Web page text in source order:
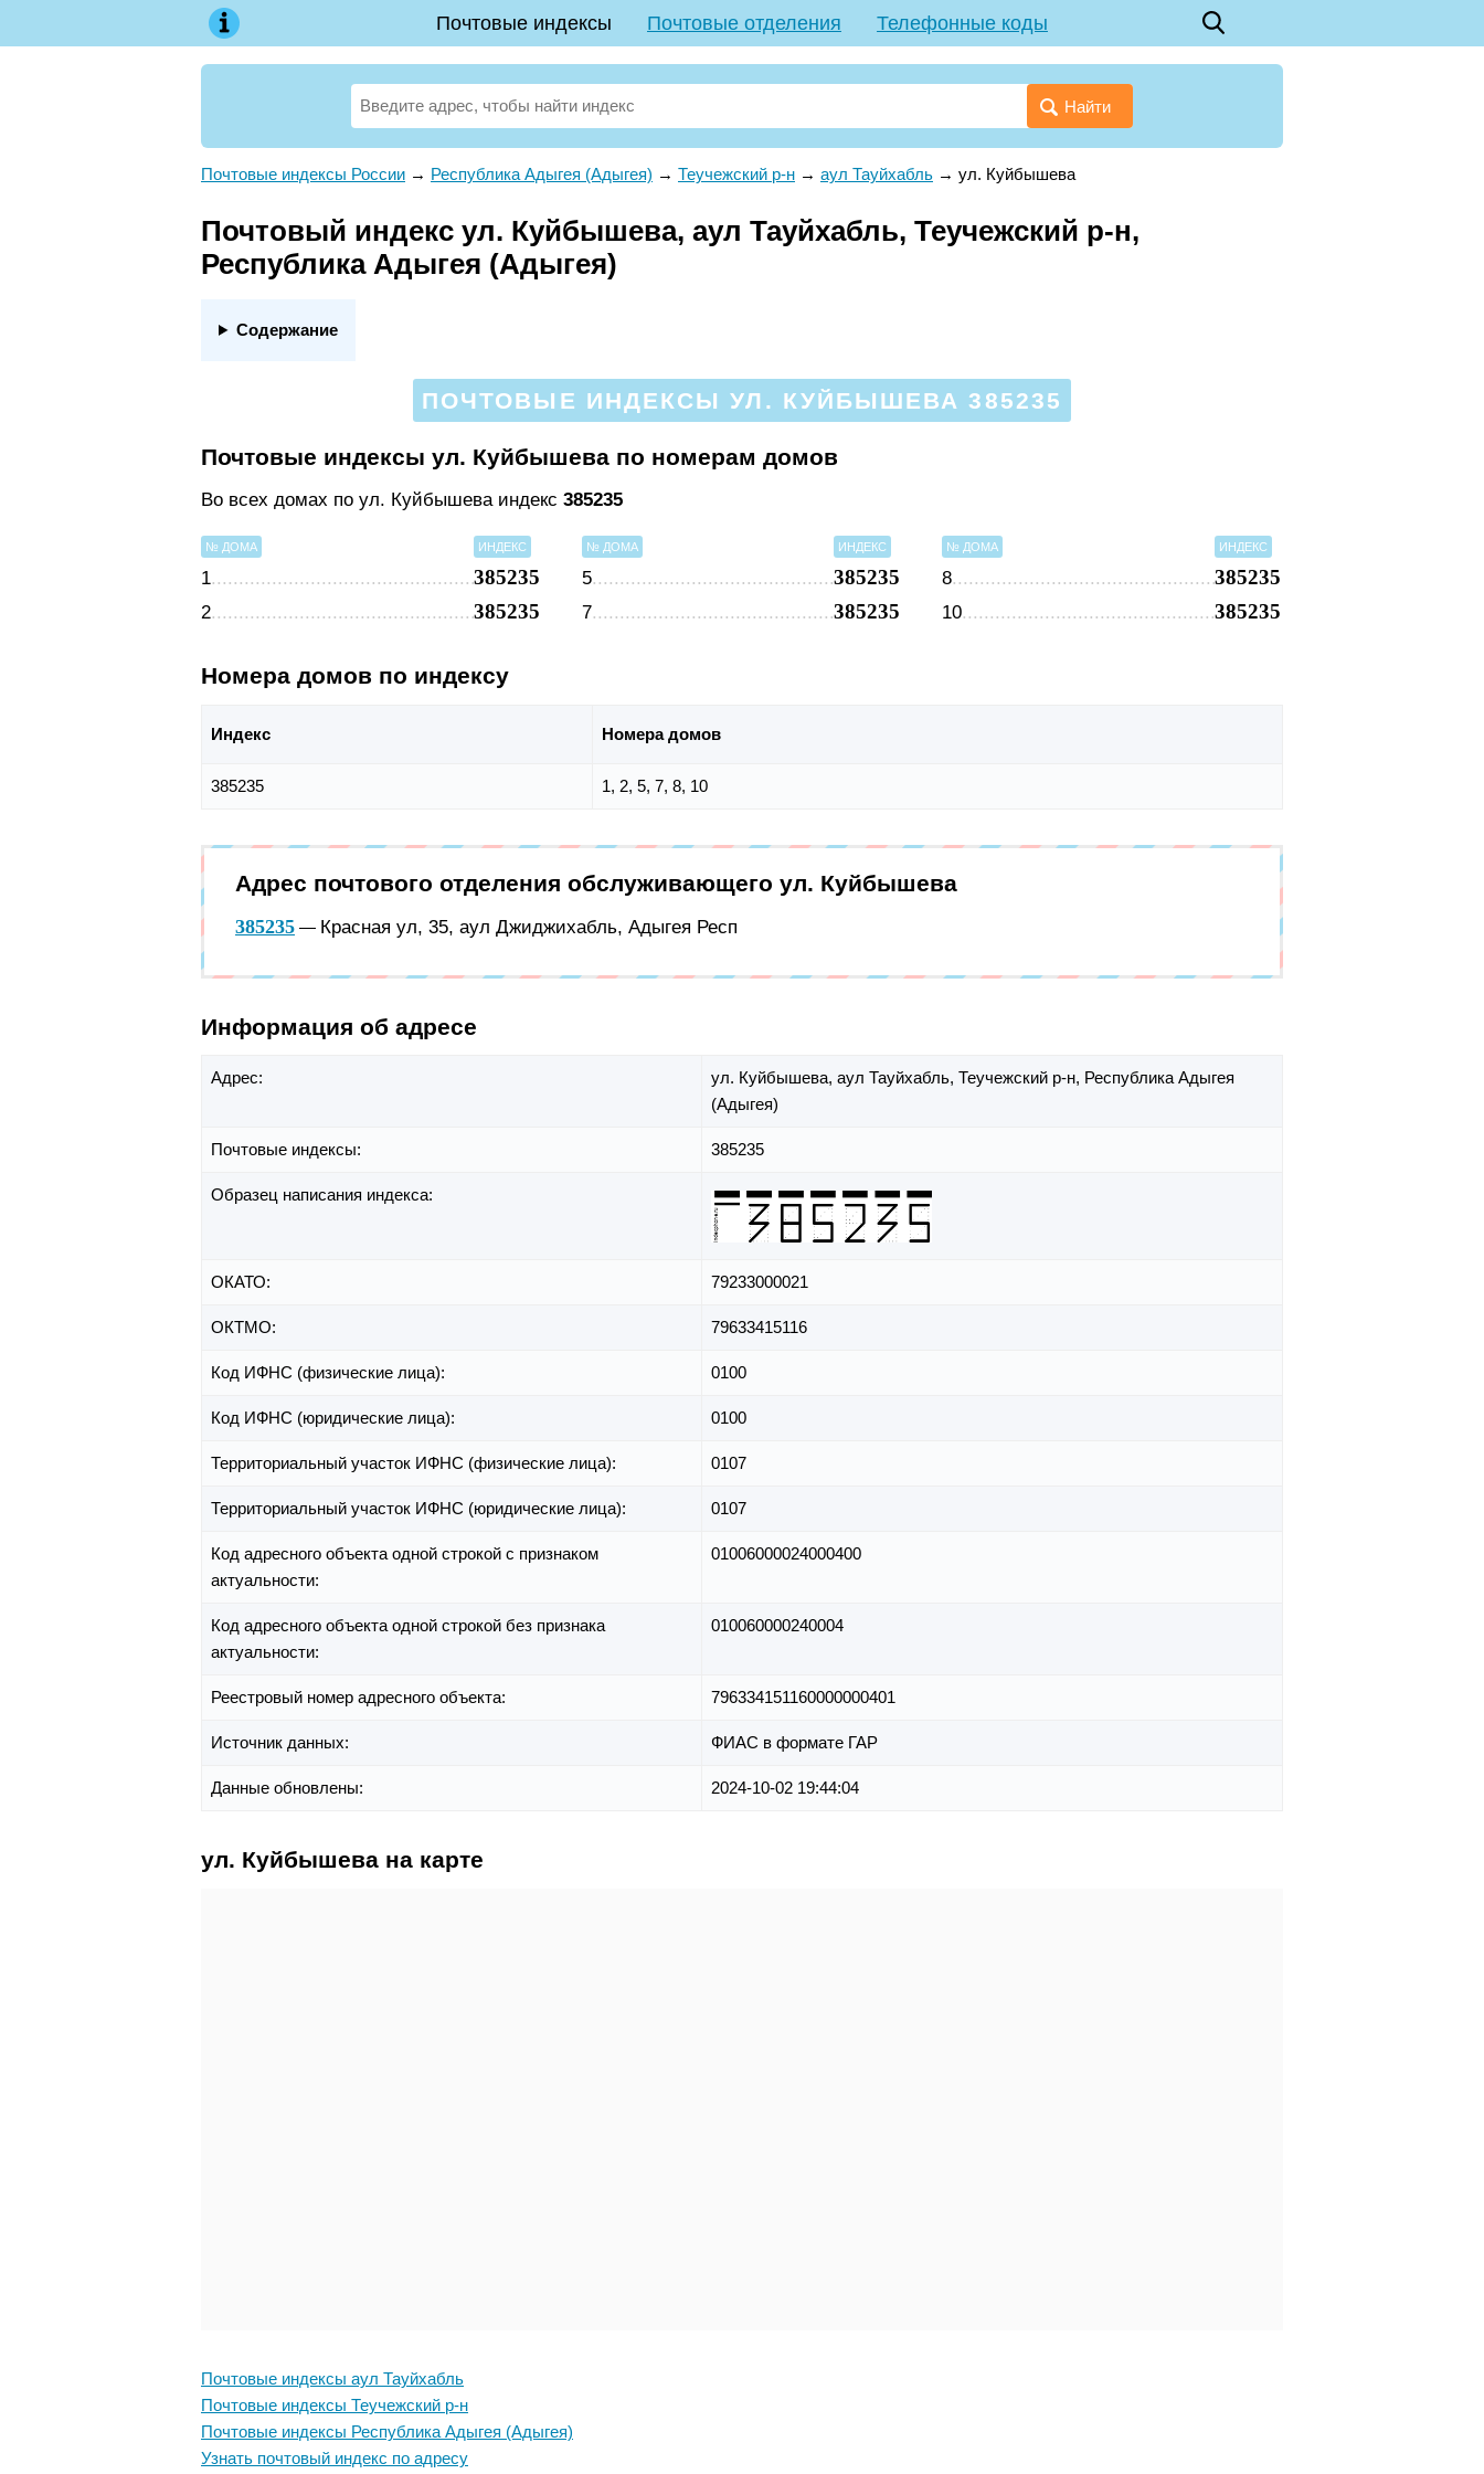
Почтовые индексы Почтовые отделения Телефонные коды
Найти
Почтовые индексы России → Республика Адыгея (Адыгея) → Теучежский р-н → аул Тауйхабль → ул. Куйбышева
Почтовый индекс ул. Куйбышева, аул Тауйхабль, Теучежский р-н,
Республика Адыгея (Адыгея)
Содержание
ПОЧТОВЫЕ ИНДЕКСЫ УЛ. КУЙБЫШЕВА 385235
Почтовые индексы ул. Куйбышева по номерам домов
Во всех домах по ул. Куйбышева индекс 385235
№ ДОМА ИНДЕКС
1 385235
2 385235
№ ДОМА ИНДЕКС
5 385235
7 385235
№ ДОМА ИНДЕКС
8 385235
10 385235
Номера домов по индексу
Индекс Номера домов
385235 1, 2, 5, 7, 8, 10
Адрес почтового отделения обслуживающего ул. Куйбышева
385235 — Красная ул, 35, аул Джиджихабль, Адыгея Респ
Информация об адресе
Адрес: ул. Куйбышева, аул Тауйхабль, Теучежский р-н, Республика Адыгея
(Адыгея)
Почтовые индексы: 385235
Образец написания индекса:
ОКАТО: 79233000021
ОКТМО: 79633415116
Код ИФНС (физические лица): 0100
Код ИФНС (юридические лица): 0100
Территориальный участок ИФНС (физические лица): 0107
Территориальный участок ИФНС (юридические лица): 0107
Код адресного объекта одной строкой с признаком
актуальности:
01006000024000400
Код адресного объекта одной строкой без признака
актуальности:
010060000240004
Реестровый номер адресного объекта: 796334151160000000401
Источник данных: ФИАС в формате ГАР
Данные обновлены: 2024-10-02 19:44:04
ул. Куйбышева на карте
Почтовые индексы аул Тауйхабль
Почтовые индексы Теучежский р-н
Почтовые индексы Республика Адыгея (Адыгея)
Узнать почтовый индекс по адресу